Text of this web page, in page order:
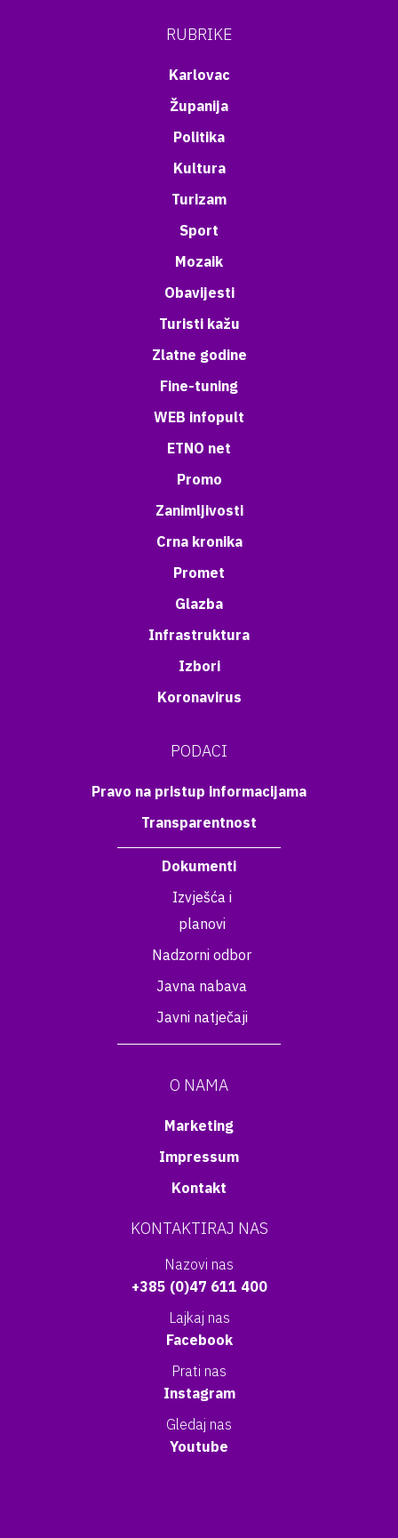
RUBRIKE
Karlovac
Županija
Politika
Kultura
Turizam
Sport
Mozaik
Obavijesti
Turisti kažu
Zlatne godine
Fine-tuning
WEB infopult
ETNO net
Promo
Zanimljivosti
Crna kronika
Promet
Glazba
Infrastruktura
Izbori
Koronavirus
PODACI
Pravo na pristup informacijama
Transparentnost
Dokumenti
Izvješća i
planovi
Nadzorni odbor
Javna nabava
Javni natječaji
O NAMA
Marketing
Impressum
Kontakt
KONTAKTIRAJ NAS
Nazovi nas
+385 (0)47 611 400
Lajkaj nas
Facebook
Prati nas
Instagram
Gledaj nas
Youtube